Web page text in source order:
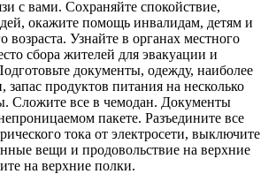
с вами. Сохраняйте спокойствие,
окажите помощь инвалидам, детям и
возраста. Узнайте в органах местного
сбора жителей для эвакуации и
документы, одежду, наиболее
продуктов питания на несколько
Сложите все в чемодан. Документы
пакете. Разъедините все
тока от электросети, выключите
вещи и продовольствие на верхние
на верхние полки.